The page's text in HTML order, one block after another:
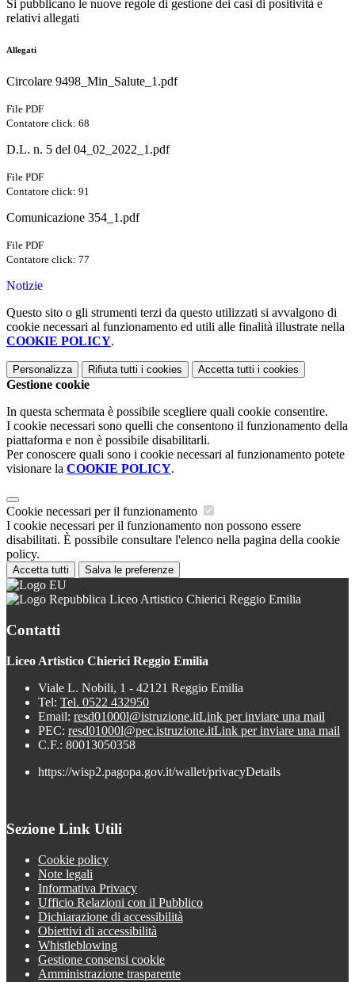
Si pubblicano le nuove regole di gestione dei casi di positività e
relativi allegati
Allegati
Circolare 9498_Min_Salute_1.pdf
File PDF
Contatore click: 68
D.L. n. 5 del 04_02_2022_1.pdf
File PDF
Contatore click: 91
Comunicazione 354_1.pdf
File PDF
Contatore click: 77
Notizie
Questo sito o gli strumenti terzi da questo utilizzati si avvalgono di
cookie necessari al funzionamento ed utili alle finalità illustrate nella
COOKIE POLICY.
Personalizza Rifiuta tutti i cookies Accetta tutti i cookies
Gestione cookie
In questa schermata è possibile scegliere quali cookie consentire.
I cookie necessari sono quelli che consentono il funzionamento della
piattaforma e non è possibile disabilitarli.
Per conoscere quali sono i cookie necessari al funzionamento potete
visionare la COOKIE POLICY.
Cookie necessari per il funzionamento
I cookie necessari per il funzionamento non possono essere
disabilitati. È possibile consultare l'elenco nella pagina della cookie
policy.
Accetta tutti Salva le preferenze
Liceo Artistico Chierici Reggio Emilia
Contatti
Liceo Artistico Chierici Reggio Emilia
Viale L. Nobili, 1 - 42121 Reggio Emilia
Tel: Tel. 0522 432950
Email: resd01000l@istruzione.itLink per inviare una mail
PEC: resd01000l@pec.istruzione.itLink per inviare una mail
C.F.: 80013050358
https://wisp2.pagopa.gov.it/wallet/privacyDetails
Sezione Link Utili
Cookie policy
Note legali
Informativa Privacy
Ufficio Relazioni con il Pubblico
Dichiarazione di accessibilità
Obiettivi di accessibilità
Whistleblowing
Gestione consensi cookie
Amministrazione trasparente